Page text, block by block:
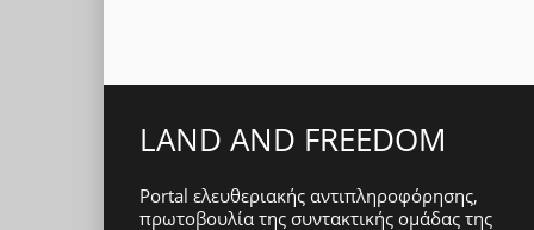
LAND AND FREEDOM
Portal ελευθεριακής αντιπληροφόρησης,
πρωτοβουλία της συντακτικής ομάδας της